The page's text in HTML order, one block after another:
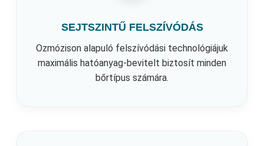
SEJTSZINTŰ FELSZÍVÓDÁS
Ozmózison alapuló felszívódási technológiájuk
maximális hatóanyag-bevitelt biztosít minden
bőrtípus számára.